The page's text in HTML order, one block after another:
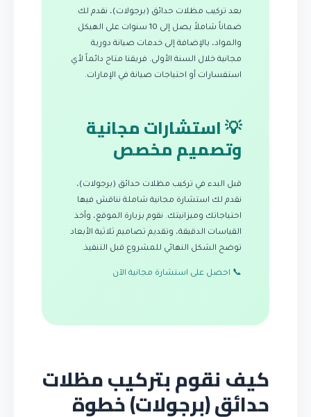
بعد تركيب مظلات حدائق (برجولات)، نقدم لك
ضماناً شاملاً يصل إلى 10 سنوات على الهيكل
والمواد، بالإضافة إلى خدمات صيانة دورية
مجانية خلال السنة الأولى. فريقنا متاح دائماً لأي
استفسارات أو احتياجات صيانة في الإمارات.
💡 استشارات مجانية
وتصميم مخصص
قبل البدء في تركيب مظلات حدائق (برجولات)،
نقدم لك استشارة مجانية شاملة نناقش فيها
احتياجاتك وميزانيتك. نقوم بزيارة الموقع، وأخذ
القياسات الدقيقة، وتقديم تصاميم ثلاثية الأبعاد
توضح الشكل النهائي للمشروع قبل التنفيذ.
📞 احصل على استشارة مجانية الآن
كيف نقوم بتركيب مظلات
حدائق (برجولات) خطوة